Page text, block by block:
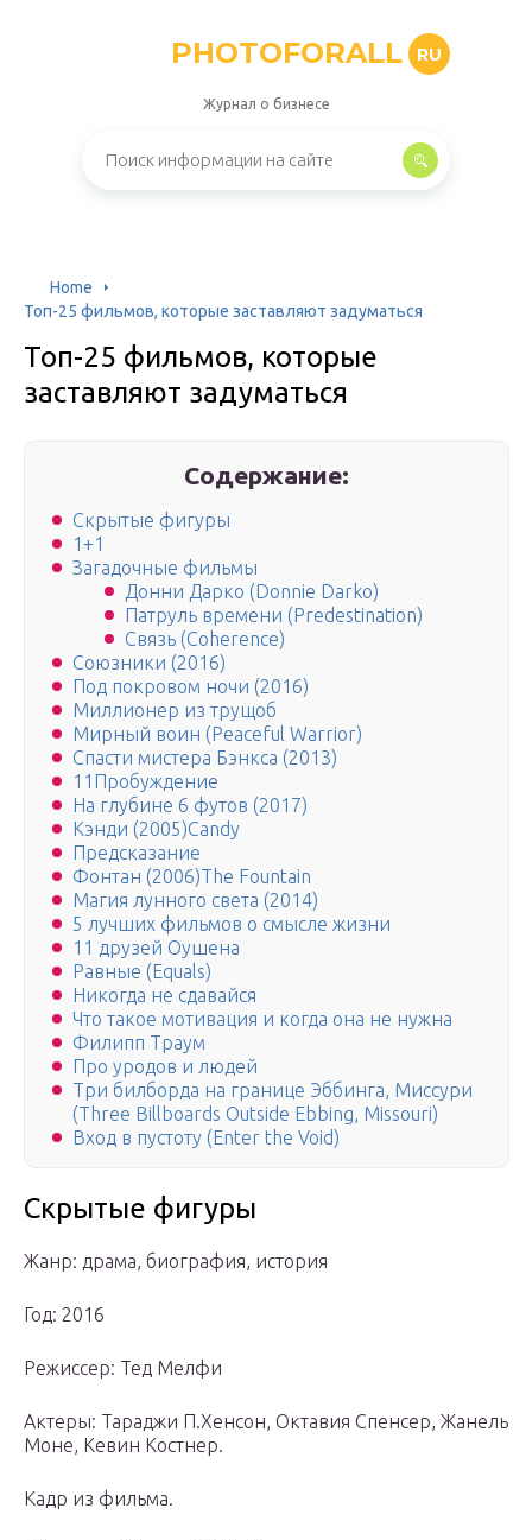
PHOTOFORALL RU
Журнал о бизнесе
Home
Топ-25 фильмов, которые заставляют задуматься
Топ-25 фильмов, которые
заставляют задуматься
Содержание:
Скрытые фигуры
1+1
Загадочные фильмы
Донни Дарко (Donnie Darko)
Патруль времени (Predestination)
Связь (Coherence)
Союзники (2016)
Под покровом ночи (2016)
Миллионер из трущоб
Мирный воин (Peaceful Warrior)
Спасти мистера Бэнкса (2013)
11Пробуждение
На глубине 6 футов (2017)
Кэнди (2005)Candy
Предсказание
Фонтан (2006)The Fountain
Магия лунного света (2014)
5 лучших фильмов о смысле жизни
11 друзей Оушена
Равные (Equals)
Никогда не сдавайся
Что такое мотивация и когда она не нужна
Филипп Траум
Про уродов и людей
Три билборда на границе Эббинга, Миссури
(Three Billboards Outside Ebbing, Missouri)
Вход в пустоту (Enter the Void)
Скрытые фигуры
Жанр: драма, биография, история
Год: 2016
Режиссер: Тед Мелфи
Актеры: Тараджи П.Хенсон, Октавия Спенсер, Жанель
Моне, Кевин Костнер.
Кадр из фильма.